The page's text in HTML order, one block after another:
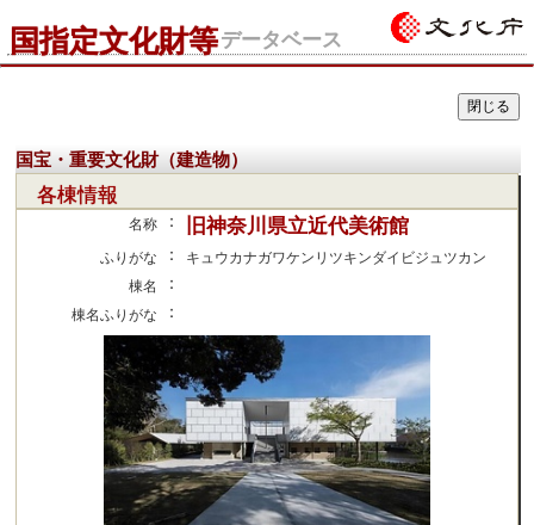
国指定文化財等データベース
国宝・重要文化財（建造物）
各棟情報
名称 ： 旧神奈川県立近代美術館
ふりがな ：
キュウカナガワケンリツキンダイビジュツカン
棟名
：
棟名ふりがな ：